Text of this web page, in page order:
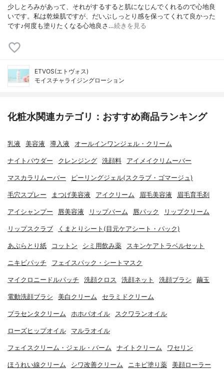
少しとろみがあって、それがするすると肌になじんでくれるので心地良
いです。私は乾燥肌ですが、だいぶしっとり感を保ってくれて良かった
です♪何度も塗りたくなる心地良さ…続きを見る
ETVOS(エトヴォス)
モイスチャライジングローション
化粧水関連カテゴリ：おすすめ商品ランキング
乳液 美容液 導入液 オールインワンジェル・クリーム
ナイトパウダー クレンジング 洗顔料 アイメイクリムーバー
マスカラリムーバー ピーリングジェル(スクラブ・ゴマージュ)
毛穴スプレー まつげ美容液 アイクリーム 眉毛美容液 眉毛育毛剤
アイシャンプー 唇美容液 リップバーム 唇パック リップクリーム
リップスクラブ くまとりシート(目元ケアシート・パック)
あぶらとり紙 コットン シミ用飲み薬 スキンケアトラベルセット
ニキビパッチ フェイスパック・シートマスク
マイクロニードルパッチ 洗顔クロス 洗顔ネット 洗顔ブラシ 繭玉
電動洗顔ブラシ 美白クリーム セラミドクリーム
プラセンタクリーム ホホバオイル スクワランオイル
ローズヒップオイル マルラオイル
フェイスクリーム・ジェル・バーム ナイトクリーム ワセリン
ほうれい線クリーム シワ改善クリーム ニキビ塗り薬 美顔ローラー